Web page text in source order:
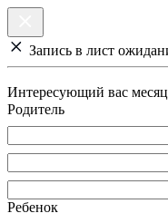
Запись в лист
Интересующий вас месяц
Родитель
Ребенок